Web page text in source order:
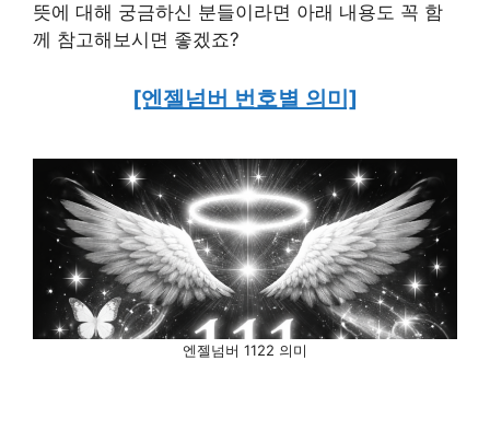
뜻에 대해 궁금하신 분들이라면 아래 내용도 꼭 함
께 참고해보시면 좋겠죠?
[엔젤넘버 번호별 의미]
엔젤넘버 1122 의미